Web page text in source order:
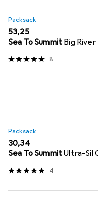
Packsack
EUR
53,25
Sea To Summit Big River
8
Packsack
EUR
30,34
Sea To SummitUltra-Sil
4